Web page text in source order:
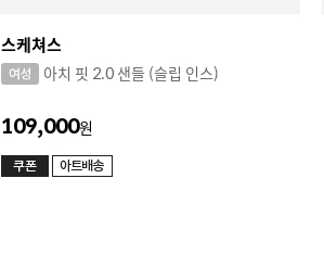
스케쳐스
아치 핏 2.0 샌들 (슬립 인스)
109,000원